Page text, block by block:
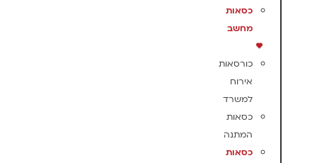
כסאות
מחשב
כורסאות
אירוח
למשרד
כסאות
המתנה
כסאות